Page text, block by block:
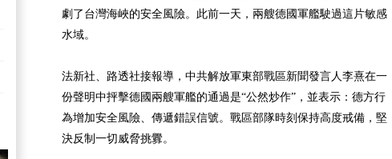
劇了台灣海峽的安全風險。此前一天，兩艘德國軍艦駛過這片敏感
水域。
法新社、路透社接報導，中共解放軍東部戰區新聞發言人李熹在一
份聲明中抨擊德國兩艘軍艦的通過是“公然炒作”，並表示：德方行
為增加安全風險、傳遞錯誤信號。戰區部隊時刻保持高度戒備，堅
決反制一切威脅挑釁。